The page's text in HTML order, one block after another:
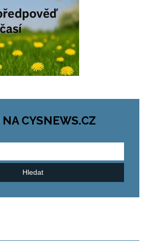
CYSNEWS.CZ